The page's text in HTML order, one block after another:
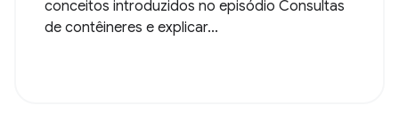
conceitos introduzidos no episódio Consultas
de contêineres e explicar...